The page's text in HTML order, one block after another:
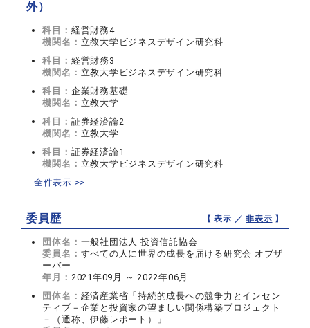
外）
科目： 経営財務4
機関名： 立教大学ビジネスデザイン研究科
科目： 経営財務3
機関名： 立教大学ビジネスデザイン研究科
科目： 企業財務基礎
機関名： 立教大学
科目： 証券経済論2
機関名： 立教大学
科目： 証券経済論1
機関名： 立教大学ビジネスデザイン研究科
全件表示 >>
委員歴 【 表示 ／非表示 】
団体名： 一般社団法人 投資信託協会
委員名： すべての人に世界の成長を届ける研究会 オブザ
ーバー
年月： 2021年09月 ～ 2022年06月
団体名： 経済産業省「持続的成長への競争力とインセン
ティブ－企業と投資家の望ましい関係構築プロジェクト
－（通称、伊藤レポート）」